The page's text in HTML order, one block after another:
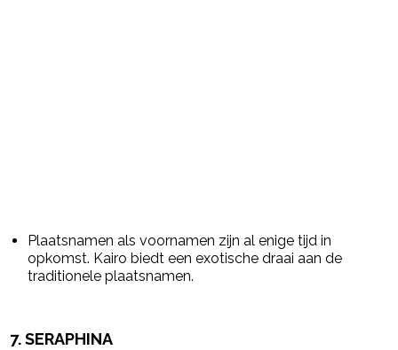
Plaatsnamen als voornamen zijn al enige tijd in
opkomst. Kairo biedt een exotische draai aan de
traditionele plaatsnamen.
7.SERAPHINA